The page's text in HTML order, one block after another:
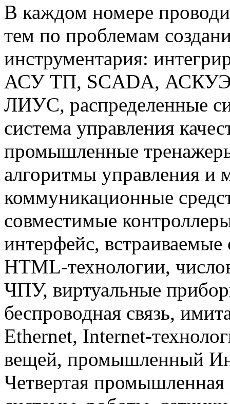
В каждом номере
тем по проблемам
инструментария:
АСУ ТП, SCADA,
ЛИУС, распределенные
система управления
промышленные
алгоритмы управления и
коммуникационные
совместимые
интерфейс,
HTML-технологии,
ЧПУ, виртуальные
беспроводная связь,
Ethernet, Internet-
вещей, промышленный
Четвертая